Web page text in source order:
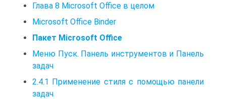
Глава 8 Microsoft Office в целом
Microsoft Office Binder
Пакет Microsoft Office
Меню Пуск. Панель инструментов и Панель
задач
2.4.1 Применение стиля с помощью панели
задач